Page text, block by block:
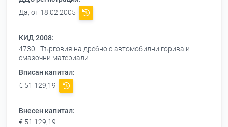
Да, от 18.02.2005
КИД 2008:
4730 - Търговия на дребно с автомобилни горива и
смазочни материали
Вписан капитал:
€ 51 129,19
Внесен капитал:
€ 51 129,19